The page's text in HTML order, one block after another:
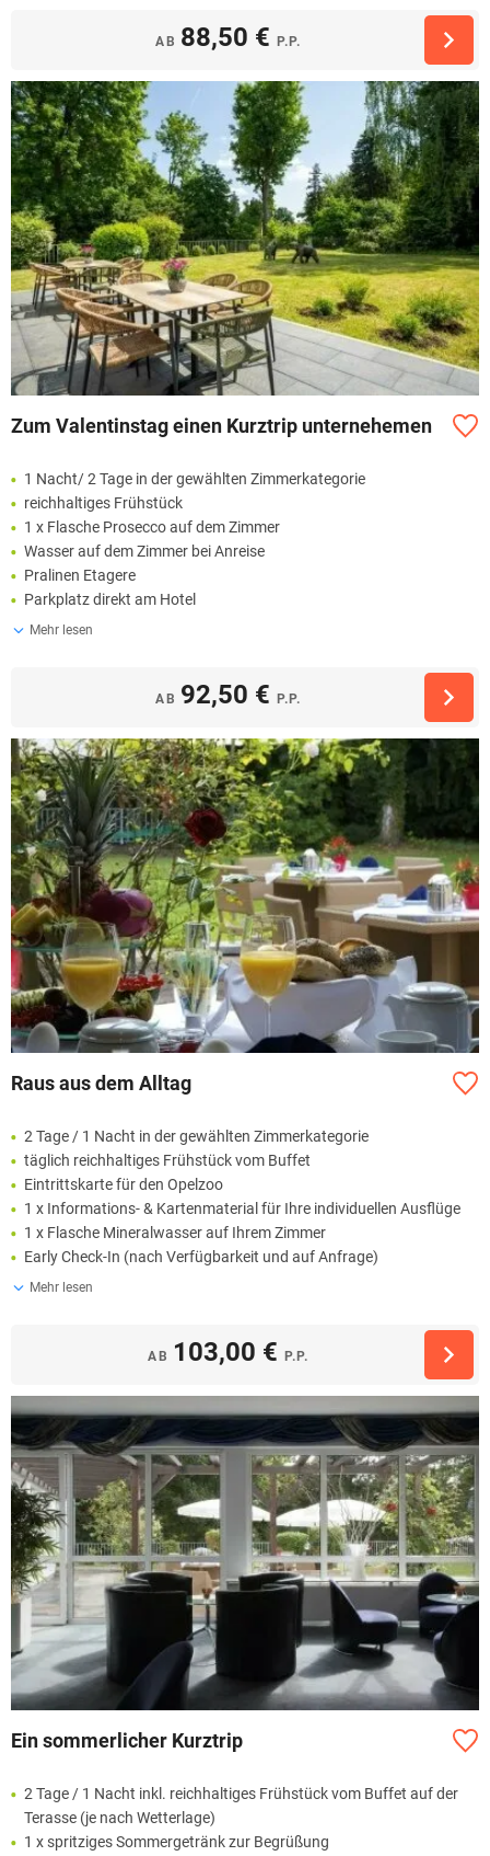
AB 88,50 € P.P.
Zum Valentinstag einen Kurztrip unternehemen
1 Nacht/ 2 Tage in der gewählten Zimmerkategorie
reichhaltiges Frühstück
1 x Flasche Prosecco auf dem Zimmer
Wasser auf dem Zimmer bei Anreise
Pralinen Etagere
Parkplatz direkt am Hotel
Mehr lesen
AB 92,50 € P.P.
Raus aus dem Alltag
2 Tage / 1 Nacht in der gewählten Zimmerkategorie
täglich reichhaltiges Frühstück vom Buffet
Eintrittskarte für den Opelzoo
1 x Informations- & Kartenmaterial für Ihre individuellen Ausflüge
1 x Flasche Mineralwasser auf Ihrem Zimmer
Early Check-In (nach Verfügbarkeit und auf Anfrage)
Mehr lesen
AB 103,00 € P.P.
Ein sommerlicher Kurztrip
2 Tage / 1 Nacht inkl. reichhaltiges Frühstück vom Buffet auf der
Terasse (je nach Wetterlage)
1 x spritziges Sommergetränk zur Begrüßung